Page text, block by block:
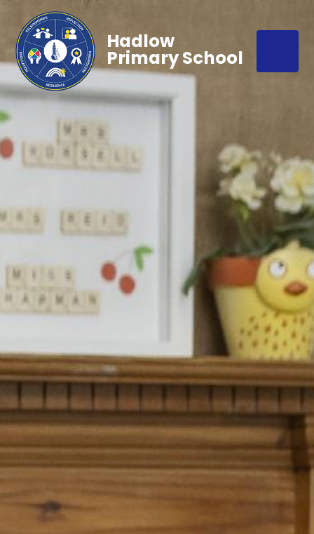
Hadlow
Primary School